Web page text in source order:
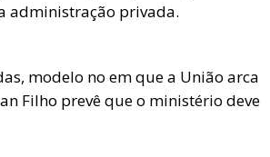
administração privada.
modelo no em que a União arca
Filho prevê que o ministério deve